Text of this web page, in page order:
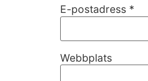
E-postadress *
Webbplats
Dessa kakor
går inte att
behövs för
att hemsidan
över huvud